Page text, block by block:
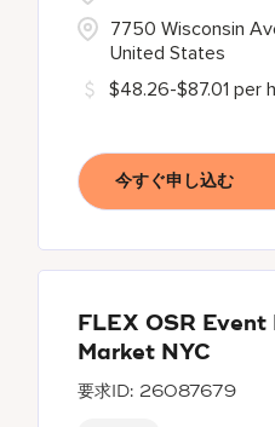
7750 Wisconsin
United States
$48.26-$87.01 per
今すぐ申し込む
FLEX OSR
Market NYC
26087679